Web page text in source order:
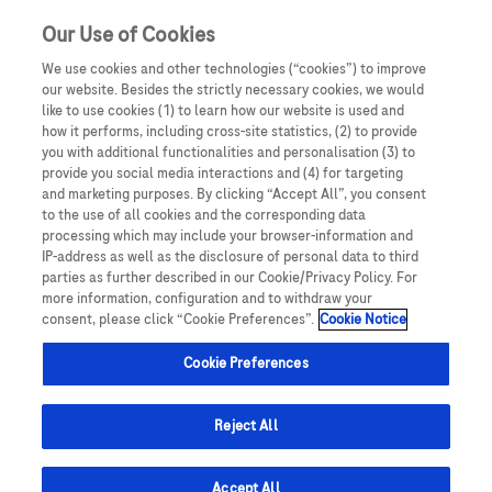
Oświadczam, że jestem lekarzem medycyny, farmaceutą
lub osobą prowadzącą obrót produktami leczniczymi.
Podmiotem odpowiedzialnym za treści zamieszczone na
portalu internetowym dlalekarzy.roche.pl jest spółka
Roche Polska Sp. z o.o. z siedzibą w Warszawie, ul.
Domaniewska 28, 02-672, KRS: 0000118292. UWAGA!
Portal ten zawiera treści będące reklamą produktów
leczniczych wydawanych jedynie na podstawie recepty w
rozumieniu ustawy z dnia 6 września 2001 roku Prawo
farmaceutyczne (t. jedn.: Dz.U. 2008, Nr 45, poz 271 z późn.
zm.) („Prawo farmaceutyczne”). Zasoby portalu
internetowego dlalekarzy.roche.pl są dostępne jedynie
dla osób uprawnionych do wystawiania recept lub osób
Rak płuca
U podstaw znaczących postępów w leczeniu chorych
na raka płuca leży skupienie się na zrozumieniu zmian
molekularnych i charakterystyki klinicznej tej choroby.
Testy genomowe i zaawansowana diagnostyka mogą
identyfikować zmiany molekularne u pacjentów.
Nowe, innowacyjne opcje leczenia: immunoterapia oraz
terapie celowane, a także istniejące dotychczas opcje
terapeutyczne (chirurgia, chemioterapia, radioterapia)
dają pacjentom nadzieję na dłuższe życie i jego lepszą
Our Use of Cookies
We use cookies and other technologies (“cookies”) to improve
our website. Besides the strictly necessary cookies, we would
like to use cookies (1) to learn how our website is used and
how it performs, including cross-site statistics, (2) to provide
you with additional functionalities and personalisation (3) to
provide you social media interactions and (4) for targeting
and marketing purposes. By clicking “Accept All”, you consent
to the use of all cookies and the corresponding data
processing which may include your browser-information and
IP-address as well as the disclosure of personal data to third
parties as further described in our Cookie/Privacy Policy. For
more information, configuration and to withdraw your
consent, please click “Cookie Preferences”. Cookie Notice
Cookie Preferences
Reject All